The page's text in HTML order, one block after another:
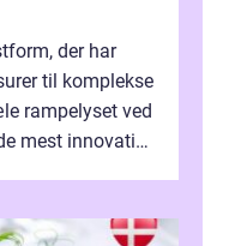
der har
til komplekse
rampelyset ved
mest innovative